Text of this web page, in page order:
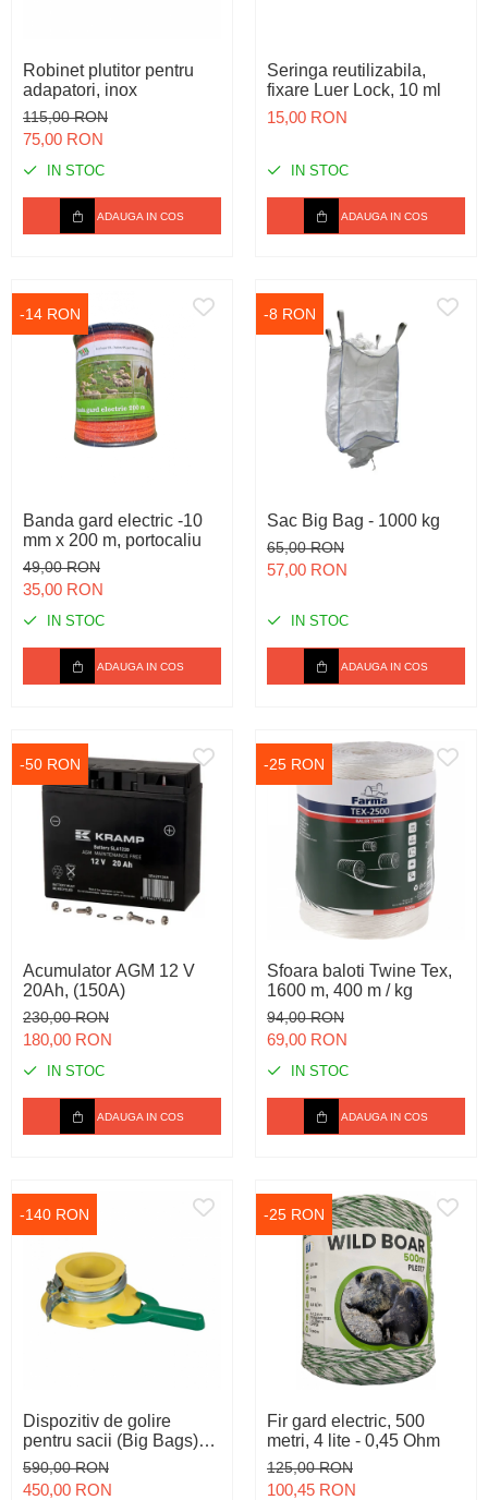
Robinet plutitor pentru
adapatori, inox
115,00 RON
75,00 RON
IN STOC
ADAUGA IN COS
Seringa reutilizabila,
fixare Luer Lock, 10 ml
15,00 RON
IN STOC
ADAUGA IN COS
-14 RON
Banda gard electric -10
mm x 200 m, portocaliu
49,00 RON
35,00 RON
IN STOC
ADAUGA IN COS
-8 RON
Sac Big Bag - 1000 kg
65,00 RON
57,00 RON
IN STOC
ADAUGA IN COS
-50 RON
Acumulator AGM 12 V
20Ah, (150A)
230,00 RON
180,00 RON
IN STOC
ADAUGA IN COS
-25 RON
Sfoara baloti Twine Tex,
1600 m, 400 m / kg
94,00 RON
69,00 RON
IN STOC
ADAUGA IN COS
-140 RON
Dispozitiv de golire
pentru sacii (Big Bags)
prevazuti cu gura de
golire
590,00 RON
450,00 RON
-25 RON
Fir gard electric, 500
metri, 4 lite - 0,45 Ohm
125,00 RON
100,45 RON